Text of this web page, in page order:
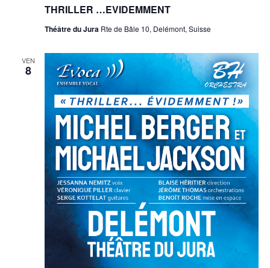
THRILLER …EVIDEMMENT
Théâtre du Jura Rte de Bâle 10, Delémont, Suisse
VEN
8